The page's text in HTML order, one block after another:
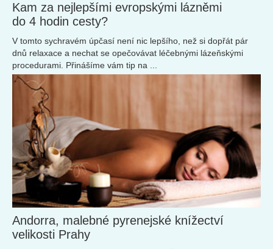
Kam za nejlepšími evropskými lázněmi
do 4 hodin cesty?
V tomto sychravém úpčasí není nic lepšího, než si dopřát pár
dnů relaxace a nechat se opečovávat léčebnými lázeňskými
procedurami. Přinášíme vám tip na ...
Andorra, malebné pyrenejské knížectví
velikosti Prahy